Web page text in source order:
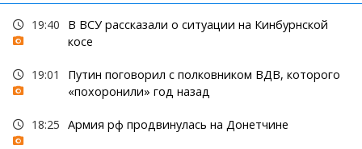
19:40
В ВСУ рассказали о ситуации на Кинбурнской
косе
19:01
Путин поговорил с полковником ВДВ, которого
«похоронили» год назад
18:25 Армия рф продвинулась на Донетчине